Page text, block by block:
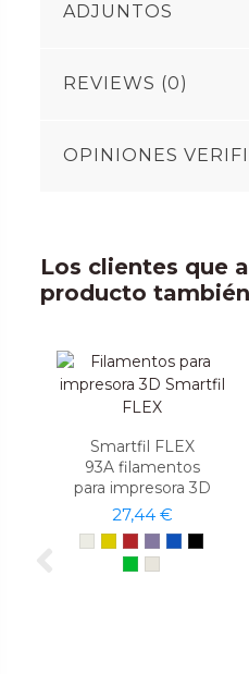
ADJUNTOS
REVIEWS (0)
OPINIONES
Los clientes que
producto
Smartfil FLEX
93A filamentos
para impresora 3D
27,44 €